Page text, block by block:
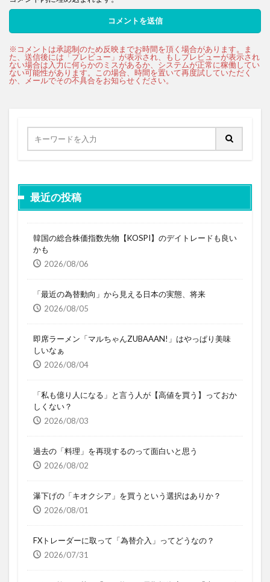
最近の投稿
韓国の総合株価指数先物【KOSPI】のデイトレードも良い
かも
2026/08/06
「最近の為替動向」から見える日本の実態、将来
2026/08/05
即席ラーメン「マルちゃんZUBAAAN!」はやっぱり美味
しいなぁ
2026/08/04
「私も億り人になる」と言う人が【高値を買う】っておか
しくない？
2026/08/03
過去の「料理」を再現するのって面白いと思う
2026/08/02
瀑下げの「キオクシア」を買うという選択はありか？
2026/08/01
FXトレーダーに取って「為替介入」ってどうなの？
2026/07/31